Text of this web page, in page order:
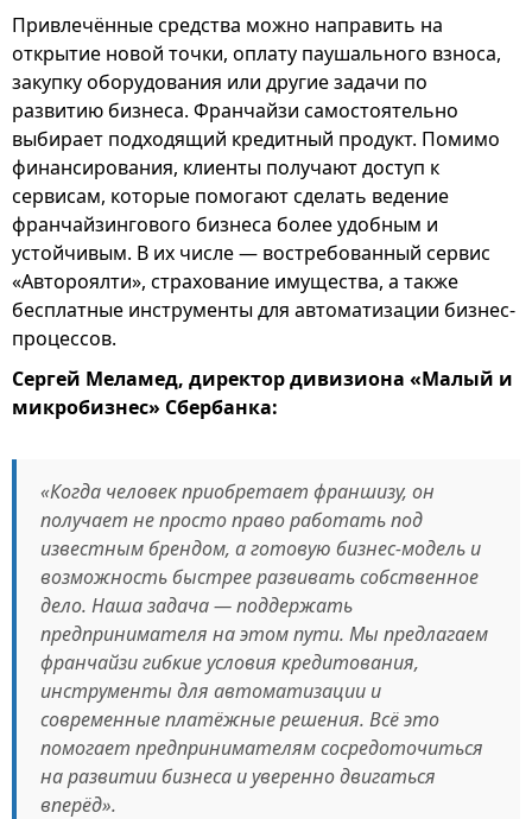
Привлечённые средства можно направить на
открытие новой точки, оплату паушального взноса,
закупку оборудования или другие задачи по
развитию бизнеса. Франчайзи самостоятельно
выбирает подходящий кредитный продукт. Помимо
финансирования, клиенты получают доступ к
сервисам, которые помогают сделать ведение
франчайзингового бизнеса более удобным и
устойчивым. В их числе — востребованный сервис
«Автороялти», страхование имущества, а также
бесплатные инструменты для автоматизации бизнес-
процессов.
Сергей Меламед, директор дивизиона «Малый и
микробизнес» Сбербанка:
«Когда человек приобретает франшизу, он
получает не просто право работать под
известным брендом, а готовую бизнес-модель и
возможность быстрее развивать собственное
дело. Наша задача — поддержать
предпринимателя на этом пути. Мы предлагаем
франчайзи гибкие условия кредитования,
инструменты для автоматизации и
современные платёжные решения. Всё это
помогает предпринимателям сосредоточиться
на развитии бизнеса и уверенно двигаться
вперёд».